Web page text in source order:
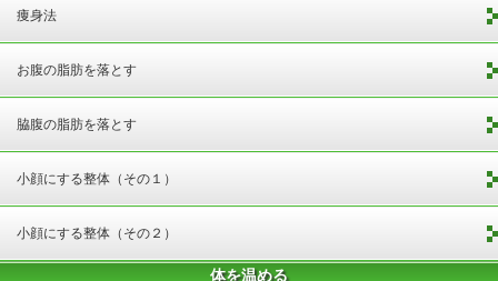
痩身法
お腹の脂肪を落とす
脇腹の脂肪を落とす
小顔にする整体（その１）
小顔にする整体（その２）
体を温める